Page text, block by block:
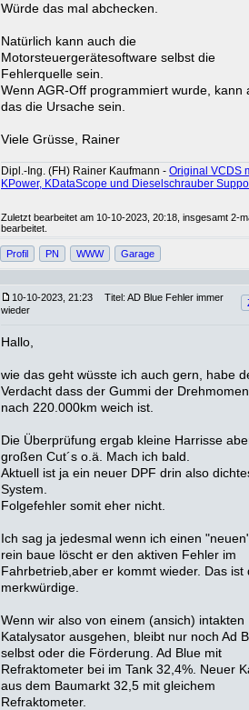
Würde das mal abchecken.
Natürlich kann auch die
Motorsteuergerätesoftware selbst die
Fehlerquelle sein.
Wenn AGR-Off programmiert wurde, kann
das die Ursache sein.
Viele Grüsse, Rainer
Dipl.-Ing. (FH) Rainer Kaufmann - Original VCDS
KPower, KDataScope und Dieselschrauber
Zuletzt bearbeitet am 10-10-2023, 20:18, insgesamt 2-
bearbeitet.
Profil PN WWW Garage
10-10-2023, 21:23
Titel: AD Blue Fehler immer
wieder
Hallo,
wie das geht wüsste ich auch gern, habe
Verdacht dass der Gummi der
nach 220.000km weich ist.
Die Überprüfung ergab kleine Harrisse
großen Cut´s o.ä. Mach ich bald.
Aktuell ist ja ein neuer DPF drin also
System.
Folgefehler somit eher nicht.
Ich sag ja jedesmal wenn ich einen
rein baue löscht er den aktiven Fehler im
Fahrbetrieb,aber er kommt wieder. Das ist
merkwürdige.
Wenn wir also von einem (ansich) intakten
Katalysator ausgehen, bleibt nur noch Ad
selbst oder die Förderung. Ad Blue mit
Refraktometer bei im Tank 32,4%. Neuer
aus dem Baumarkt 32,5 mit gleichem
Refraktometer.